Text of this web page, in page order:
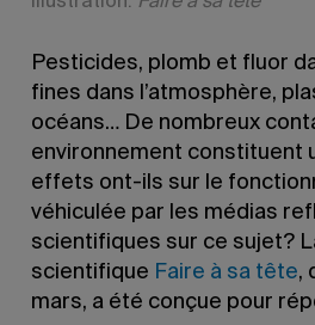
Pesticides, plomb et fluor
fines dans l’atmosphère,
océans… De nombreux
environnement constituent
effets ont-ils sur le
véhiculée par les médias
scientifiques sur ce sujet?
scientifique Faire à sa tête,
mars, a été conçue pour